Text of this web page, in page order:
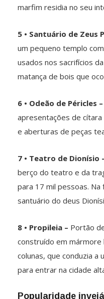
marfim residia no seu
5 • Santuário de Zeus
um pequeno templo
usados nos sacrifícios
matança de bois que
6 • Odeão de Péricles –
apresentações de
e aberturas de peças
7 • Teatro de Dionísio
berço do teatro e da
para 17 mil pessoas.
santuário do deus
8 • Propileia – Portão
construído em
colunas, que conduzia a
para entrar na cidade
Popularidade